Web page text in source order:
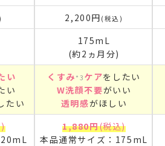
2,200円 (税込)
175mL
(約2ヵ月分)
い
い
たい
くすみ *3 ケアをしたい
W洗顔不要がいい
透明感がほしい
1,880円(税込)
本品通常サイズ：175mL